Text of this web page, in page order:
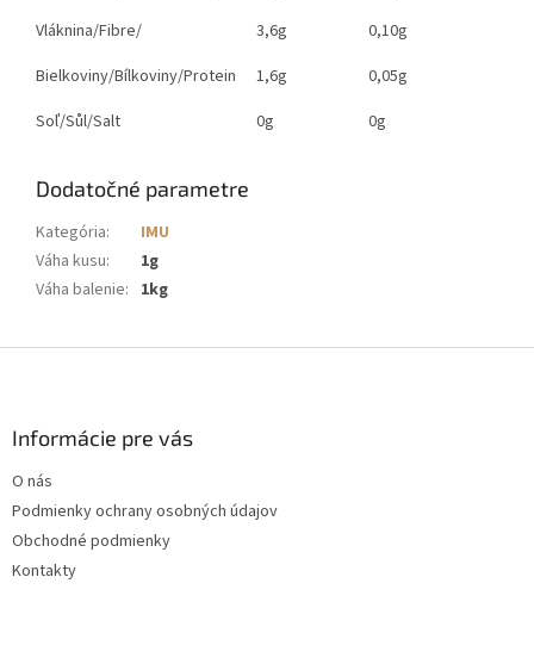
Vláknina/Fibre/
3,6g
0,10g
Bielkoviny/Bílkoviny/Protein
1,6g
0,05g
Soľ/Sůl/Salt 0g 0g
Dodatočné parametre
Kategória:
IMU
Váha kusu:
1g
Váha balenie: 1kg
Informácie pre vás
O nás
Podmienky ochrany osobných údajov
Obchodné podmienky
Kontakty